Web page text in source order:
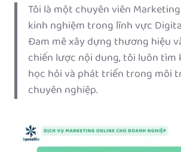
Tôi là một chuyên viên
kinh nghiệm trong lĩnh vực
Đam mê xây dựng thương hiệu
chiến lược nội dung, tôi luôn tìm
học hỏi và phát triển trong môi
chuyên nghiệp.